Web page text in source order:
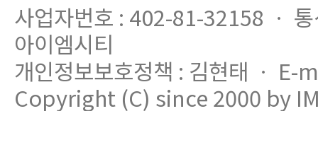
사업자번호 : 402-81-32158 ㆍ
아이엠시티
개인정보보호정책 : 김현태 ㆍ
Copyright (C) since 2000 by